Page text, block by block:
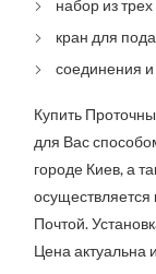
набор из
кран для
соединения и
Купить
для Вас
городе Киев, а
Почтой.
Цена актуальна